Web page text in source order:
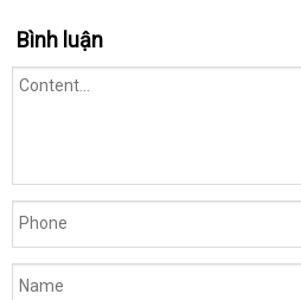
DDM
Energy
Ring
Bình luận